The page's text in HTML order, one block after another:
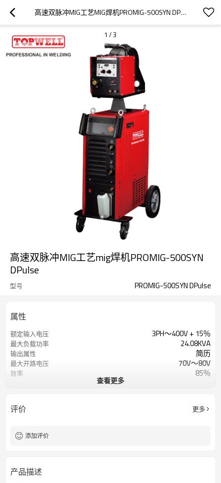
高速双脉冲MIG工艺MIG焊机PROMIG-500SYN DPULSE
1 /3
高速双脉冲MIG工艺mig焊机PROMIG-500SYN
DPulse
型号 PROMIG-500SYN DPulse
属性
额定输入电压 3PH〜400V + 15％
最大负载功率 24.08KVA
输出属性 简历
最大开路电压 70V〜80V
效率 85％
保修单
方面 960x420x1400mm
查看更多
评价 更多
添加评价
产品描述